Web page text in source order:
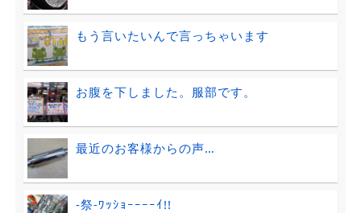
もう言いたいんで言っちゃいます
お腹を下しました。服部です。
最近のお客様からの声…
-祭-ﾜｯｼｮｰｰｰｰｲ!!